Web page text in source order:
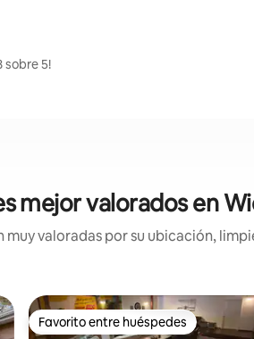
sobre 5!
mejor valorados en
valoradas por su ubicación,
Favorito entre huéspedes
Favorito entre huéspedes